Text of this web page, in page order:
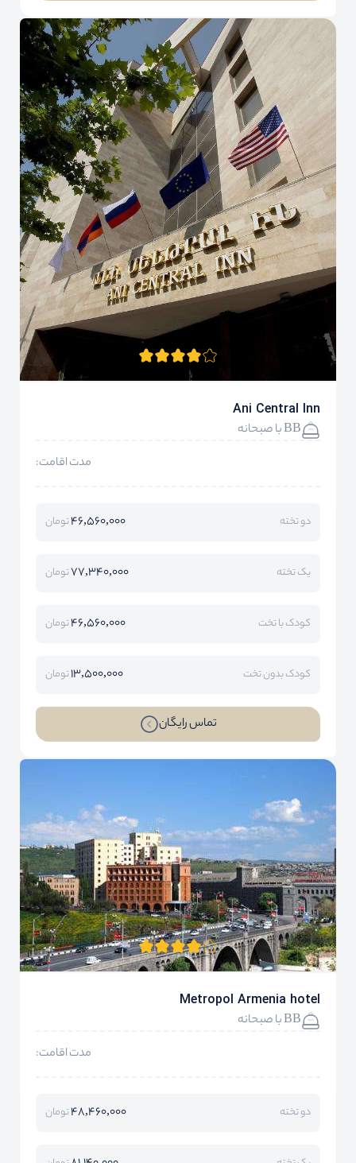
Ani Central Inn
BB با صبحانه
مدت اقامت:
دو تخته 46,560,000تومان
یک تخته 77,340,000تومان
کودک با تخت 46,560,000تومان
کودک بدون تخت 13,500,000تومان
تماس رایگان
Metropol Armenia hotel
BB با صبحانه
مدت اقامت:
دو تخته 48,460,000تومان